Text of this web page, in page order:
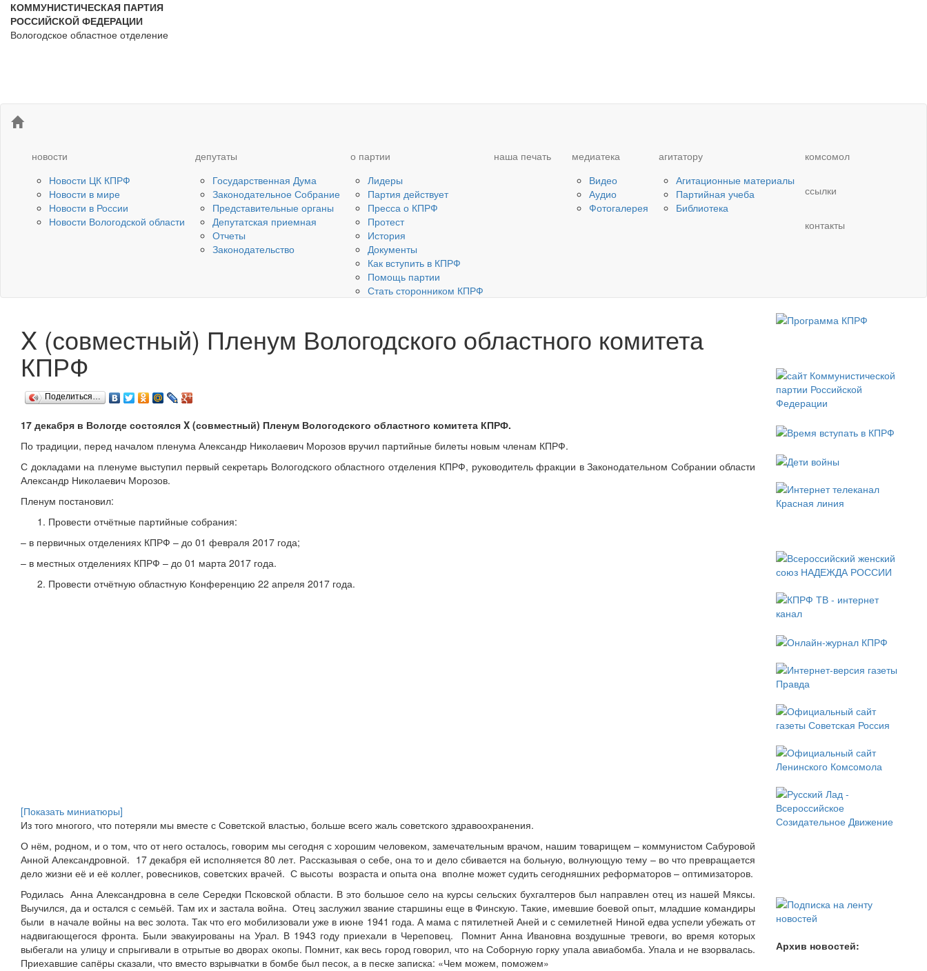
КОММУНИСТИЧЕСКАЯ ПАРТИЯ
РОССИЙСКОЙ ФЕДЕРАЦИИ
Вологодское областное отделение
новости
Новости ЦК КПРФ
Новости в мире
Новости в России
Новости Вологодской области
депутаты
Государственная Дума
Законодательное Собрание
Представительные органы
Депутатская приемная
Отчеты
Законодательство
о партии
Лидеры
Партия действует
Пресса о КПРФ
Протест
История
Документы
Как вступить в КПРФ
Помощь партии
Стать сторонником КПРФ
наша печать
медиатека
Видео
Аудио
Фотогалерея
агитатору
Агитационные материалы
Партийная учеба
Библиотека
комсомол
ссылки
контакты
X (совместный) Пленум Вологодского областного комитета
КПРФ
Поделиться…
17 декабря в Вологде состоялся X (совместный) Пленум Вологодского областного комитета КПРФ.
По традиции, перед началом пленума Александр Николаевич Морозов вручил партийные билеты новым членам КПРФ.
С докладами на пленуме выступил первый секретарь Вологодского областного отделения КПРФ, руководитель фракции в Законодательном Собрании области
Александр Николаевич Морозов.
Пленум постановил:
Провести отчётные партийные собрания:
– в первичных отделениях КПРФ – до 01 февраля 2017 года;
– в местных отделениях КПРФ – до 01 марта 2017 года.
Провести отчётную областную Конференцию 22 апреля 2017 года.
[Показать миниатюры]
Из того многого, что потеряли мы вместе с Советской властью, больше всего жаль советского здравоохранения.
О нём, родном, и о том, что от него осталось, говорим мы сегодня с хорошим человеком, замечательным врачом, нашим товарищем – коммунистом Сабуровой
Анной Александровной. 17 декабря ей исполняется 80 лет. Рассказывая о себе, она то и дело сбивается на больную, волнующую тему – во что превращается
дело жизни её и её коллег, ровесников, советских врачей. С высоты возраста и опыта она вполне может судить сегодняшних реформаторов – оптимизаторов.
Родилась Анна Александровна в селе Середки Псковской области. В это большое село на курсы сельских бухгалтеров был направлен отец из нашей Мяксы.
Выучился, да и остался с семьёй. Там их и застала война. Отец заслужил звание старшины еще в Финскую. Такие, имевшие боевой опыт, младшие командиры
были в начале войны на вес золота. Так что его мобилизовали уже в июне 1941 года. А мама с пятилетней Аней и с семилетней Ниной едва успели убежать от
надвигающегося фронта. Были эвакуированы на Урал. В 1943 году приехали в Череповец. Помнит Анна Ивановна воздушные тревоги, во время которых
выбегали на улицу и спрыгивали в отрытые во дворах окопы. Помнит, как весь город говорил, что на Соборную горку упала авиабомба. Упала и не взорвалась.
Приехавшие сапёры сказали, что вместо взрывчатки в бомбе был песок, а в песке записка: «Чем можем, поможем»
Архив новостей: